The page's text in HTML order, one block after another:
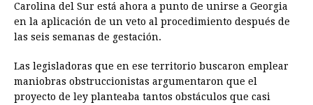
Carolina del Sur está ahora a punto de unirse a Georgia
en la aplicación de un veto al procedimiento después de
las seis semanas de gestación.
Las legisladoras que en ese territorio buscaron emplear
maniobras obstruccionistas argumentaron que el
proyecto de ley planteaba tantos obstáculos que casi